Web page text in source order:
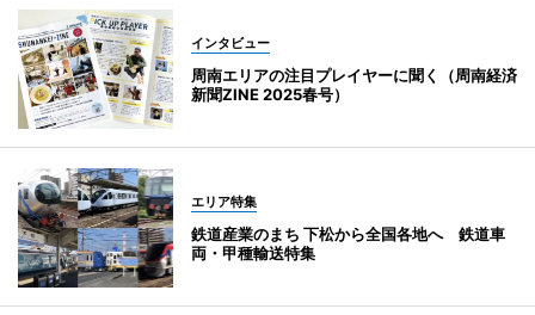
インタビュー
周南エリアの注目プレイヤーに聞く（周南経済
新聞ZINE 2025春号）
エリア特集
鉄道産業のまち 下松から全国各地へ 鉄道車
両・甲種輸送特集